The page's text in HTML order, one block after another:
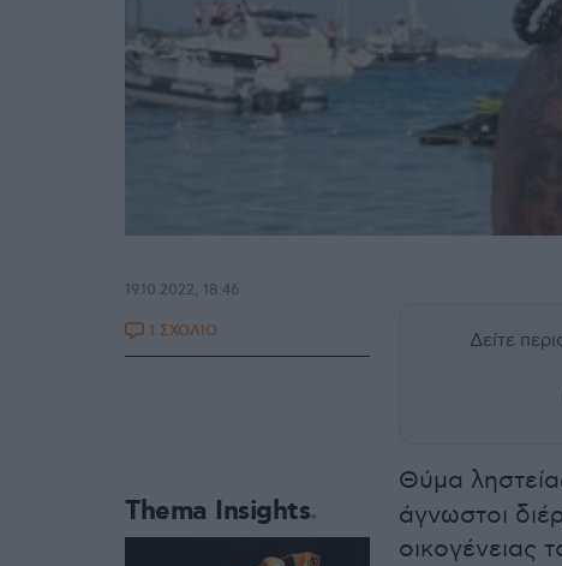
Δείτε
Θύμα
άγνωστοι
οικογένειας
19.10.2022, 18:46
1 ΣΧΟΛΙΟ
Thema Insights